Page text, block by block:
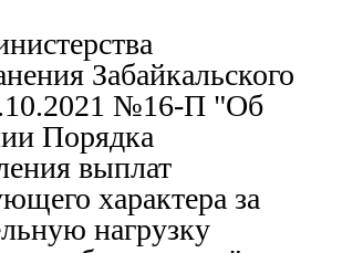
Забайкальского
№16-П "Об
Порядка
выплат
характера за
нагрузку